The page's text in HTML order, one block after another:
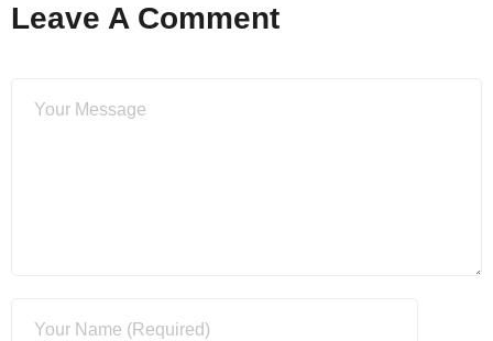
Leave A Comment